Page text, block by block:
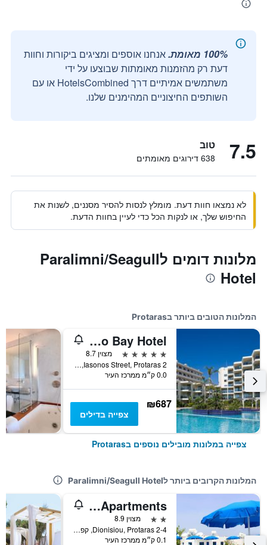
100% מאומת.
אנחנו אוספים ומציגים ביקורות וחוות
דעת רק מהזמנות מאומתות שבוצעו על ידי
משתמשים אמיתיים דרך HotelsCombined או עם
השותפים החיצוניים המהימנים שלנו.
7.5 טוב
638 דירוגים מאומתים
לא נמצאו חוות דעת. מומלץ לנסות להסיר מסננים, לשנות את
החיפוש שלך, או לנקות הכל כדי לעיין בחוות הדעת.
מלונות דומים לParalimni/Seagull
Hotel
המלונות הטובים ביותר בProtaras
Capo Bay Hotel
5 כוכבים
מצוין 8.7
2 Iasonos Street, Protaras, קפריסין
0.0 ק״מ ממרכז העיר
₪687
צפייה בדילים
צפייה במלונות מובילים נוספים בProtaras
המלונות הקרובים ביותר לParalimni/Seagull Hotel
Flokkas Hotel Apartments
2 כוכבים
מצוין 8.9
2-4 Dionisiou, Protaras, קפריסין
0.1 ק״מ ממרכז העיר